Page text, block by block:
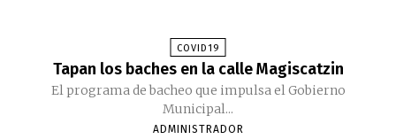
COVID19
Tapan los baches en la calle Magiscatzin
El programa de bacheo que impulsa el Gobierno
Municipal...
ADMINISTRADOR